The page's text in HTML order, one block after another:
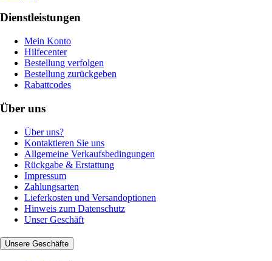
Dienstleistungen
Mein Konto
Hilfecenter
Bestellung verfolgen
Bestellung zurückgeben
Rabattcodes
Über uns
Über uns?
Kontaktieren Sie uns
Allgemeine Verkaufsbedingungen
Rückgabe & Erstattung
Impressum
Zahlungsarten
Lieferkosten und Versandoptionen
Hinweis zum Datenschutz
Unser Geschäft
Unsere Geschäfte